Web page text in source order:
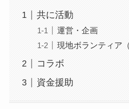
共に活動
運営・企画
現地ボランティア
コラボ
資金援助